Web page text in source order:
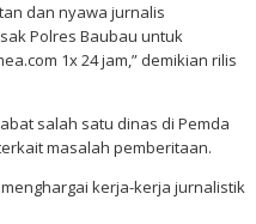
dan nyawa jurnalis
Polres Baubau untuk
1x 24 jam,” demikian rilis
salah satu dinas di Pemda
masalah pemberitaan.
kerja-kerja jurnalistik